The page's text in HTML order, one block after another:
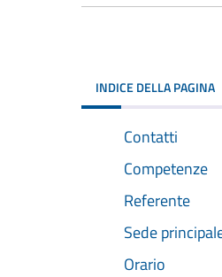
INDICE DELLA PAGINA
Contatti
Competenze
Referente
Sede
Orario